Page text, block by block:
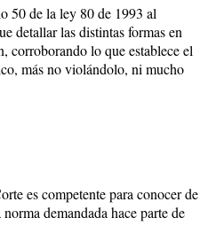
50 de la ley 80 de 1993 al
detallar las distintas formas en
corroborando lo que establece el
más no violándolo, ni mucho
es competente para conocer de
demandada hace parte de